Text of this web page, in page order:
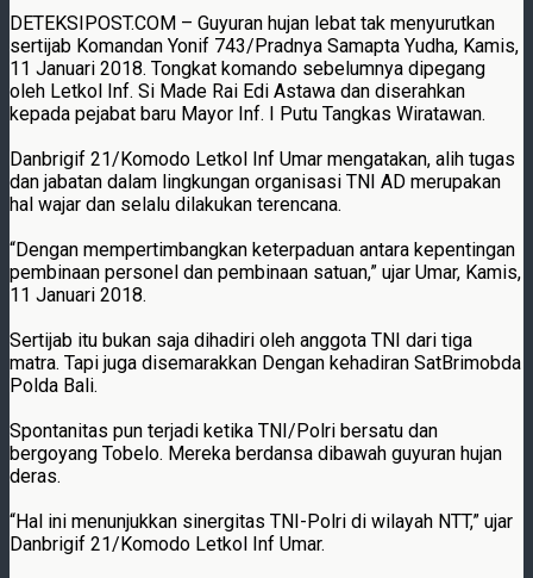
DETEKSIPOST.COM – Guyuran hujan lebat tak menyurutkan
sertijab Komandan Yonif 743/Pradnya Samapta Yudha, Kamis,
11 Januari 2018. Tongkat komando sebelumnya dipegang
oleh Letkol Inf. Si Made Rai Edi Astawa dan diserahkan
kepada pejabat baru Mayor Inf. I Putu Tangkas Wiratawan.
Danbrigif 21/Komodo Letkol Inf Umar mengatakan, alih tugas
dan jabatan dalam lingkungan organisasi TNI AD merupakan
hal wajar dan selalu dilakukan terencana.
“Dengan mempertimbangkan keterpaduan antara kepentingan
pembinaan personel dan pembinaan satuan,” ujar Umar, Kamis,
11 Januari 2018.
Sertijab itu bukan saja dihadiri oleh anggota TNI dari tiga
matra. Tapi juga disemarakkan Dengan kehadiran SatBrimobda
Polda Bali.
Spontanitas pun terjadi ketika TNI/Polri bersatu dan
bergoyang Tobelo. Mereka berdansa dibawah guyuran hujan
deras.
“Hal ini menunjukkan sinergitas TNI-Polri di wilayah NTT,” ujar
Danbrigif 21/Komodo Letkol Inf Umar.